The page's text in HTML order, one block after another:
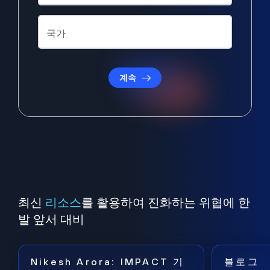
계속
최신 리소스를 활용하여 진화하는 위협에 한
발 앞서 대비
Nikesh Arora: IMPACT 기
블로그